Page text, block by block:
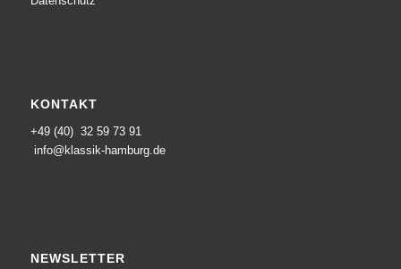
KONTAKT
+49 (40) 32 59 73 91
info@klassik-hamburg.de
NEWSLETTER